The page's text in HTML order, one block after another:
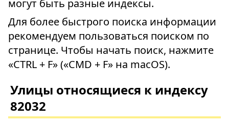
могут быть разные индексы.
Для более быстрого поиска информации
рекомендуем пользоваться поиском по
странице. Чтобы начать поиск, нажмите
«CTRL + F» («CMD + F» на macOS).
Улицы относящиеся к индексу
82032